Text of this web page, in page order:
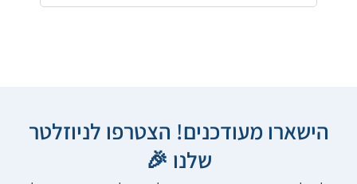
הישארו מעודכנים! הצטרפו לניוזלטר
שלנו 🎉